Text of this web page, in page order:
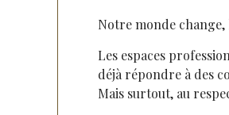
Notre monde
Les espaces
déjà répondre à des
Mais surtout, au